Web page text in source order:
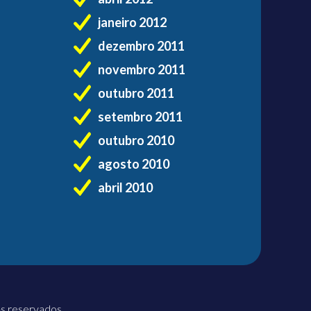
janeiro 2012
dezembro 2011
novembro 2011
outubro 2011
setembro 2011
outubro 2010
agosto 2010
abril 2010